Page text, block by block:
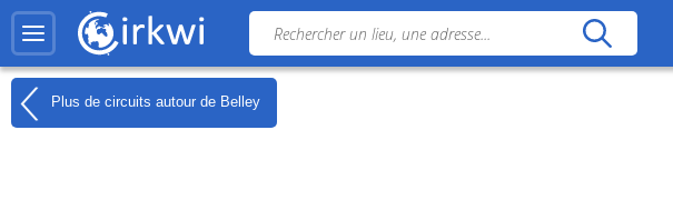
Plus de circuits autour de Belley